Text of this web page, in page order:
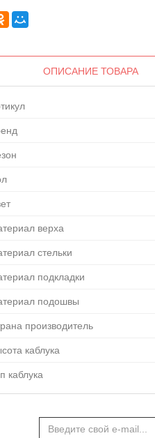
ОПИСАНИЕ ТОВАРА
верха
стельки
подкладки
подошвы
производитель
каблука
каблука